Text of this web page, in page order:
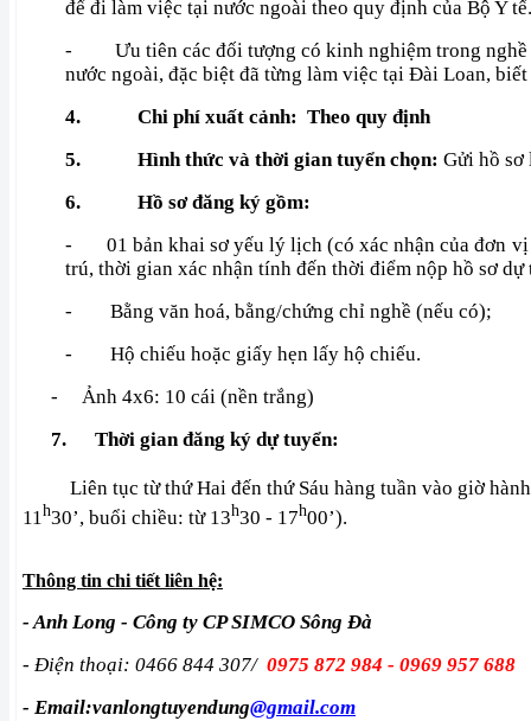
để đi làm việc tại nước ngoài theo quy định của Bộ Y tế.
- Ưu tiên các đối tượng có kinh nghiệm trong
nước ngoài, đặc biệt đã từng làm việc tại Đài Loan,
4. Chi phí xuất cảnh: Theo quy định
5. Hình thức và thời gian tuyển chọn: Gửi hồ sơ
6. Hồ sơ đăng ký gồm:
- 01 bản khai sơ yếu lý lịch (có xác nhận của đơn
trú, thời gian xác nhận tính đến thời điểm nộp hồ sơ
- Bằng văn hoá, bằng/chứng chỉ nghề (nếu có);
- Hộ chiếu hoặc giấy hẹn lấy hộ chiếu.
-
Ảnh 4x6: 10 cái (nền trắng)
7. Thời gian đăng ký dự tuyển:
Liên tục từ thứ Hai đến thứ Sáu hàng tuần vào giờ
11h30’, buổi chiều: từ 13h30 - 17h00’).
Thông tin chi tiết liên hệ:
- Anh Long - Công ty CP SIMCO Sông Đà
- Điện thoại: 0466 844 307/ 0975 872 984 - 0969 957 688
- Email:vanlongtuyendung@gmail.com